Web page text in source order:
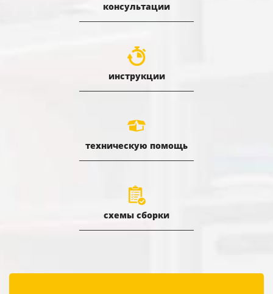
консультации
инструкции
техническую помощь
схемы сборки